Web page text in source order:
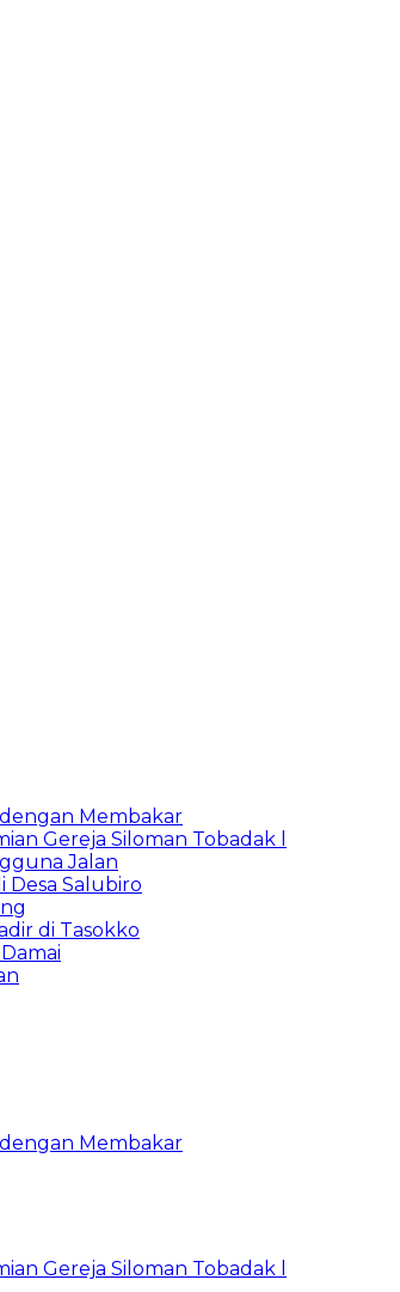
Membakar
Gereja Siloman Tobadak l
Jalan
Desa Salubiro
di Tasokko
Membakar
Gereja Siloman Tobadak l